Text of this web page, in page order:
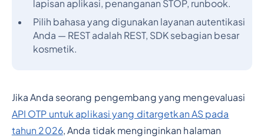
lapisan aplikasi, penanganan STOP, runbook.
Pilih bahasa yang digunakan layanan autentikasi
Anda — REST adalah REST, SDK sebagian besar
kosmetik.
Jika Anda seorang pengembang yang mengevaluasi
API OTP untuk aplikasi yang ditargetkan AS pada
tahun 2026, Anda tidak menginginkan halaman